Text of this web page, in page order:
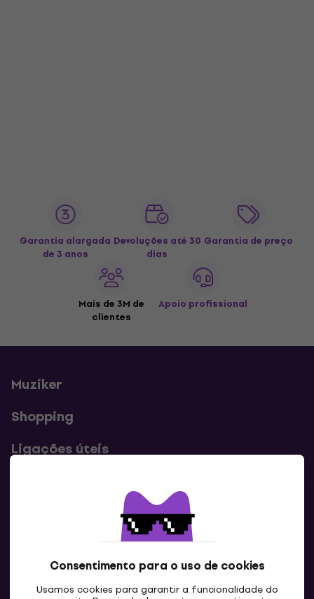
Consentimento para o uso de cookies
Usamos cookies para garantir a funcionalidade do
Garantia alargada
de 3 anos
Devoluções até 30
dias
Garantia de preço
Mais de 3M de
clientes
Apoio profissional
Muziker
Shopping
Ligações úteis
Contatos
Contacta-nos